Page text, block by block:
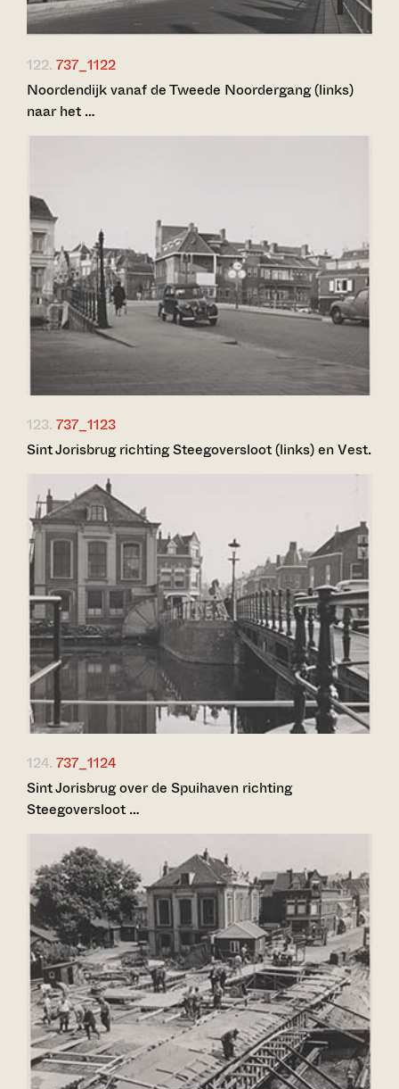
122. 737_1122
Noordendijk vanaf de Tweede Noordergang (links)
naar het …
123. 737_1123
Sint Jorisbrug richting Steegoversloot (links) en Vest.
124. 737_1124
Sint Jorisbrug over de Spuihaven richting
Steegoversloot …